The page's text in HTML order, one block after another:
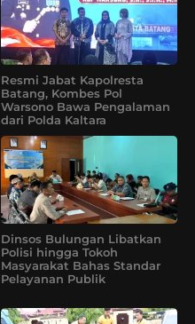
Resmi Jabat Kapolresta
Batang, Kombes Pol
Warsono Bawa Pengalaman
dari Polda Kaltara
Dinsos Bulungan Libatkan
Polisi hingga Tokoh
Masyarakat Bahas Standar
Pelayanan Publik